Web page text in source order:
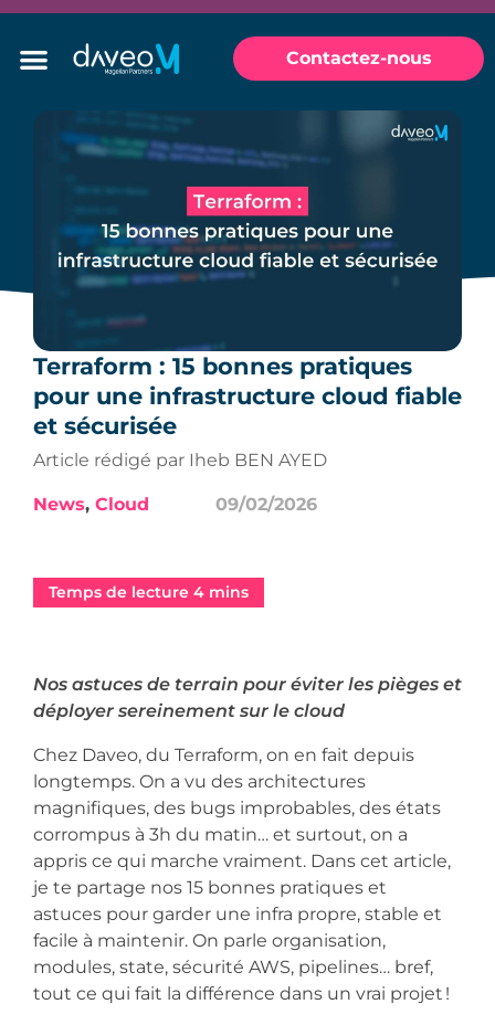
Contactez-nous
Terraform : 15 bonnes pratiques
pour une infrastructure cloud fiable
et sécurisée
Article rédigé par Iheb BEN AYED
News, Cloud 09/02/2026
Nos astuces de terrain pour éviter les pièges et
déployer sereinement sur le cloud
Chez Daveo, du Terraform, on en fait depuis
longtemps. On a vu des architectures
magnifiques, des bugs improbables, des états
corrompus à 3h du matin… et surtout, on a
appris ce qui marche vraiment. Dans cet article,
je te partage nos 15 bonnes pratiques et
astuces pour garder une infra propre, stable et
facile à maintenir. On parle organisation,
modules, state, sécurité AWS, pipelines… bref,
tout ce qui fait la différence dans un vrai projet !